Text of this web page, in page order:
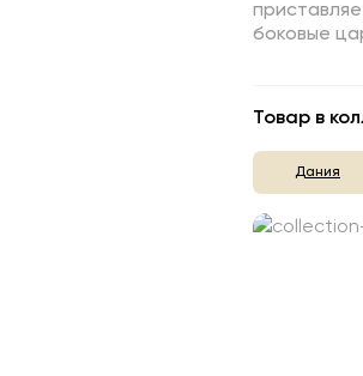
боковые
Товар в
Дания